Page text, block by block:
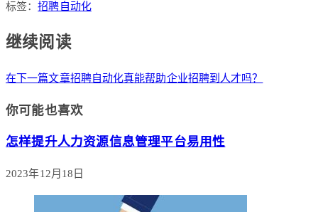
标签：招聘自动化
继续阅读
在下一篇文章招聘自动化真能帮助企业招聘到人才吗？
你可能也喜欢
怎样提升人力资源信息管理平台易用性
2023年12月18日